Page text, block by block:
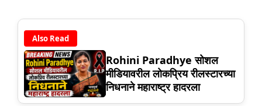
Also Read
Rohini Paradhye सोशल
मीडियावरील लोकप्रिय रीलस्टारच्या
निधनाने महाराष्ट्र हादरला